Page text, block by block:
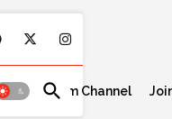
Telegram Channel